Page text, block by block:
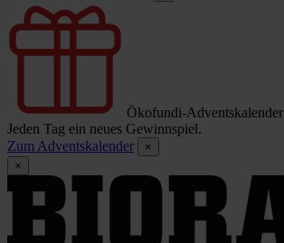
Ökofundi-Adventskalender
Jeden Tag ein neues Gewinnspiel.
Zum Adventskalender
×
×